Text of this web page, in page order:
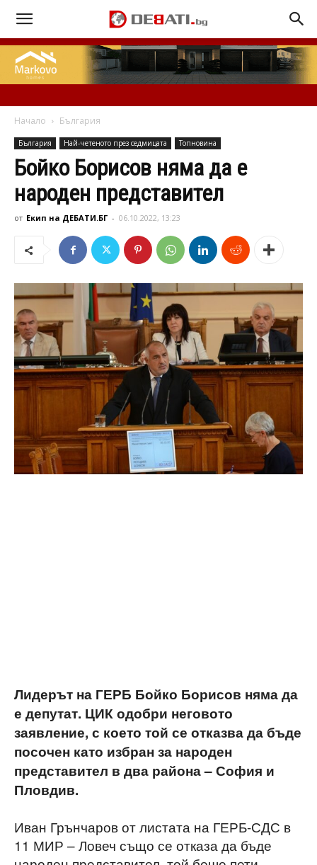
Начало България
България Най-четеното през седмицата Топновина
Бойко Борисов няма да е
народен представител
от Екип на ДЕБАТИ.БГ - 06.10.2022, 13:23
Лидерът на ГЕРБ Бойко Борисов няма да
е депутат. ЦИК одобри неговото
заявление, с което той се отказва да бъде
посочен като избран за народен
представител в два района – София и
Пловдив.
Иван Грънчаров от листата на ГЕРБ-СДС в
11 МИР – Ловеч също се отказа да бъде